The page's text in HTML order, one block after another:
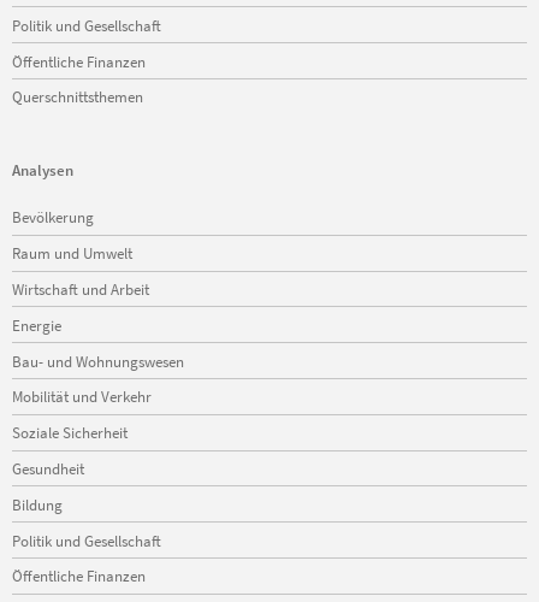
Politik und Gesellschaft
Öffentliche Finanzen
Querschnittsthemen
Analysen
Navigation
überspringen
Bevölkerung
Raum und Umwelt
Wirtschaft und Arbeit
Energie
Bau- und Wohnungswesen
Mobilität und Verkehr
Soziale Sicherheit
Gesundheit
Bildung
Politik und Gesellschaft
Öffentliche Finanzen